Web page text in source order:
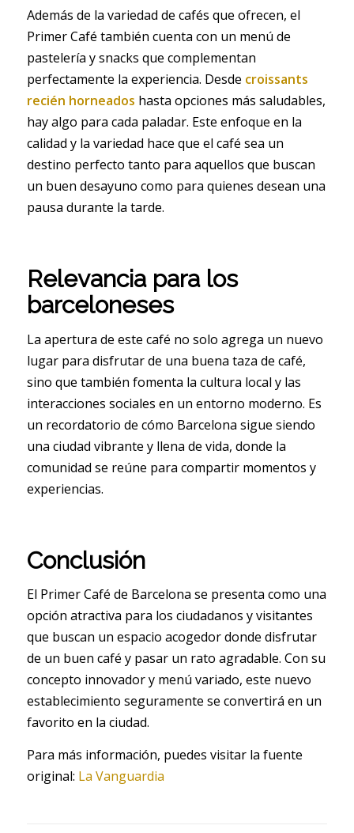
Además de la variedad de cafés que ofrecen, el
Primer Café también cuenta con un menú de
pastelería y snacks que complementan
perfectamente la experiencia. Desde croissants
recién horneados hasta opciones más saludables,
hay algo para cada paladar. Este enfoque en la
calidad y la variedad hace que el café sea un
destino perfecto tanto para aquellos que buscan
un buen desayuno como para quienes desean una
pausa durante la tarde.
Relevancia para los
barceloneses
La apertura de este café no solo agrega un nuevo
lugar para disfrutar de una buena taza de café,
sino que también fomenta la cultura local y las
interacciones sociales en un entorno moderno. Es
un recordatorio de cómo Barcelona sigue siendo
una ciudad vibrante y llena de vida, donde la
comunidad se reúne para compartir momentos y
experiencias.
Conclusión
El Primer Café de Barcelona se presenta como una
opción atractiva para los ciudadanos y visitantes
que buscan un espacio acogedor donde disfrutar
de un buen café y pasar un rato agradable. Con su
concepto innovador y menú variado, este nuevo
establecimiento seguramente se convertirá en un
favorito en la ciudad.
Para más información, puedes visitar la fuente
original: La Vanguardia